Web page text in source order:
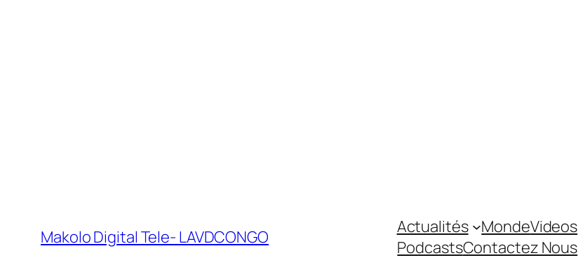
Makolo Digital Tele- LAVDCONGO Actualités MondeVideos
PodcastsContactez Nous